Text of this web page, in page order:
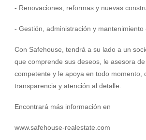
- Renovaciones, reformas y nuevas
- Gestión, administración y
Con Safehouse, tendrá a su lado a un
que comprende sus deseos, le asesora
competente y le apoya en todo momento,
transparencia y atención al detalle.
Encontrará más información en
www.safehouse-realestate.com